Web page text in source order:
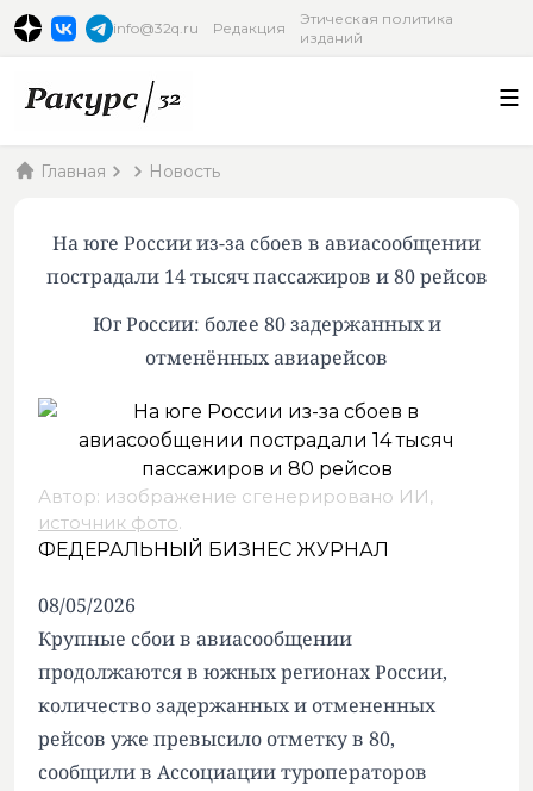
info@32q.ru Редакция
Этическая политика
изданий
Главная Новость
На юге России из-за сбоев в авиасообщении
пострадали 14 тысяч пассажиров и 80 рейсов
Юг России: более 80 задержанных и
отменённых авиарейсов
Автор: изображение сгенерировано ИИ,
источник фото.
ФЕДЕРАЛЬНЫЙ БИЗНЕС ЖУРНАЛ
08/05/2026
Крупные сбои в авиасообщении
продолжаются в южных регионах России,
количество задержанных и отмененных
рейсов уже превысило отметку в 80,
сообщили в Ассоциации туроператоров